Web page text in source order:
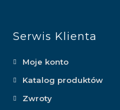
Serwis Klienta
Moje konto
Katalog produktów
Zwroty